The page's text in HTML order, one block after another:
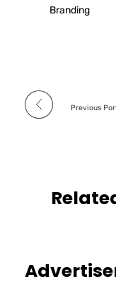
Branding
Previous